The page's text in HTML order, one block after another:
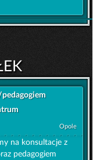
pedagogiem
Opole
na konsultacje z
pedagogiem